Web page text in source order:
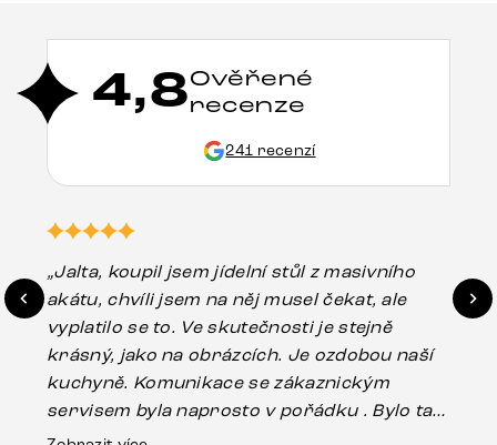
4,8Ověřené
recenze
241 recenzí
„Jalta, koupil jsem jídelní stůl z masivního
akátu, chvíli jsem na něj musel čekat, ale
vyplatilo se to. Ve skutečnosti je stejně
krásný, jako na obrázcích. Je ozdobou naší
kuchyně. Komunikace se zákaznickým
servisem byla naprosto v pořádku . Bylo tam
drobné poškození u nohy stolu, které mohlo